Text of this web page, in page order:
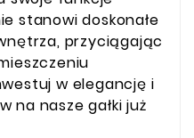
stanowi doskonałe
przyciągając
w elegancję i
na nasze gałki już